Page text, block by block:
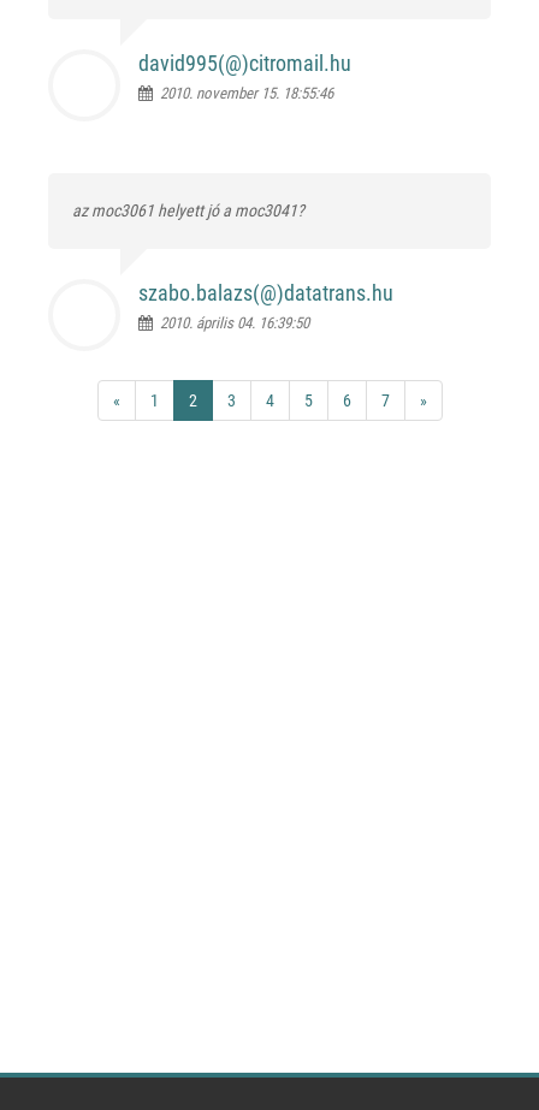
david995(@)citromail.hu
2010. november 15. 18:55:46
az moc3061 helyett jó a moc3041?
szabo.balazs(@)datatrans.hu
2010. április 04. 16:39:50
« 1 2 3 4 5 6 7 »